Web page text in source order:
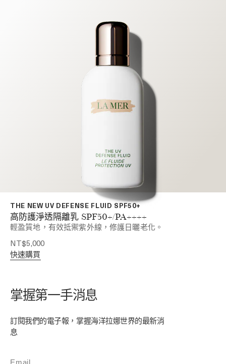
THE NEW UV DEFENSE FLUID SPF50+
高防護淨透隔離乳 SPF50+/PA++++
輕盈質地，有效抵禦紫外線，修護日曬老化。
NT$5,000
快速購買
掌握第一手消息
訂閱我們的電子報，掌握海洋拉娜世界的最新消
息